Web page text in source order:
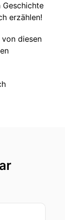
Geschichte
erzählen!
diesen